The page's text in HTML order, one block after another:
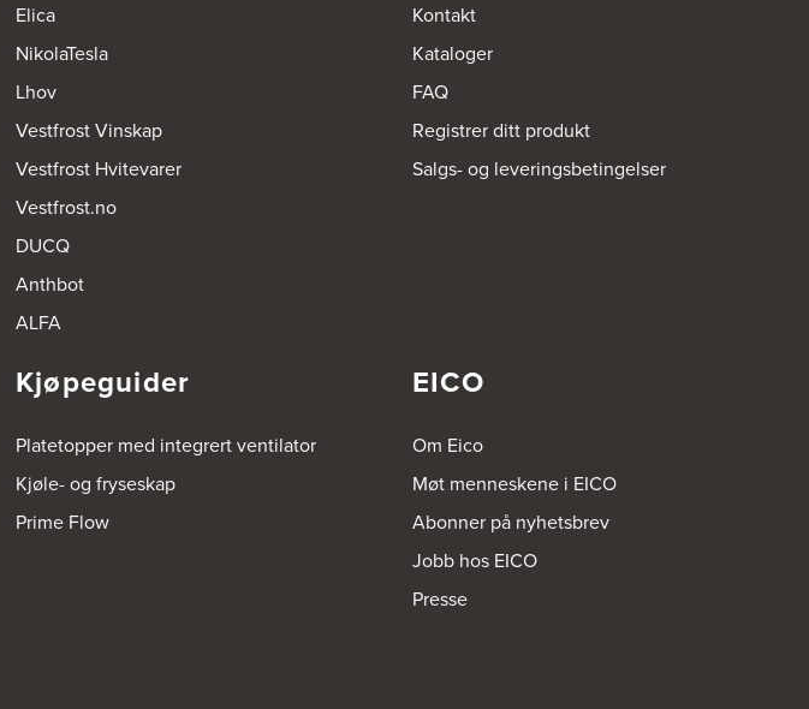
Elica
NikolaTesla
Lhov
Vestfrost Vinskap
Vestfrost Hvitevarer
Vestfrost.no
DUCQ
Anthbot
ALFA
Kontakt
Kataloger
FAQ
Registrer ditt produkt
Salgs- og leveringsbetingelser
Kjøpeguider
Platetopper med integrert ventilator
Kjøle- og fryseskap
Prime Flow
EICO
Om Eico
Møt menneskene i EICO
Abonner på nyhetsbrev
Jobb hos EICO
Presse